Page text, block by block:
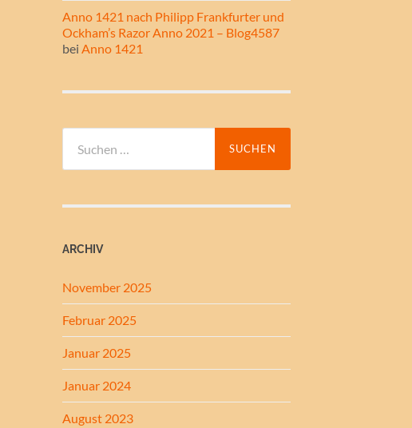
Anno 1421 nach Philipp Frankfurter und
Ockham’s Razor Anno 2021 – Blog4587
bei Anno 1421
nach:
ARCHIV
November 2025
Februar 2025
Januar 2025
Januar 2024
August 2023